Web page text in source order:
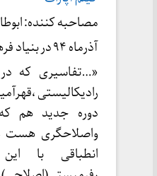
مصاحبه کننده:
آذرماه ۹۴ در بنیاد فرهنگی دکتر شریعتی
«…تفاسیری که
رادیکالیستی
دوره جدید هم
واصلاحگری هست
انطباقی با